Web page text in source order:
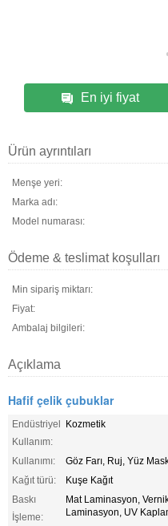
En iyi fiyat
Ürün ayrıntıları
Menşe yeri:
Marka adı:
Model numarası:
Ödeme & teslimat koşulları
Min sipariş miktarı:
Fiyat:
Ambalaj bilgileri:
Açıklama
Hafif çelik çubuklar
Endüstriyel
Kullanım:
Kozmetik
Kullanımı:
Göz Farı, Ruj, Yüz
Kağıt türü:
Kuşe Kağıt
Baskı
İşleme:
Mat Laminasyon,
Laminasyon, UV